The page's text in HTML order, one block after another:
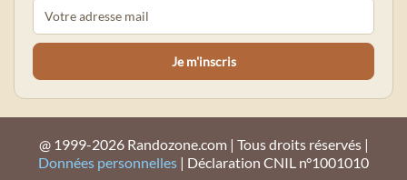
@ 1999-2026 Randozone.com | Tous droits réservés |
Données personnelles | Déclaration CNIL n°1001010